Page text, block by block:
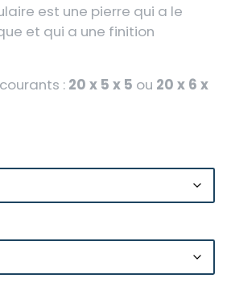
est une pierre qui a le
et qui a une finition
: 20 x 5 x 5 ou 20 x 6 x